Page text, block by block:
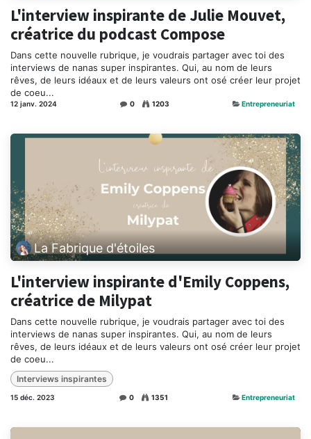
L'interview inspirante de Julie Mouvet,
créatrice du podcast Compose
Dans cette nouvelle rubrique, je voudrais partager avec toi des
interviews de nanas super inspirantes. Qui, au nom de leurs
rêves, de leurs idéaux et de leurs valeurs ont osé créer leur projet
de coeu...
12 janv. 2024 0 1203 Entrepreneuriat
La Fabrique d'étoiles
L'interview inspirante d'Emily Coppens,
créatrice de Milypat
Dans cette nouvelle rubrique, je voudrais partager avec toi des
interviews de nanas super inspirantes. Qui, au nom de leurs
rêves, de leurs idéaux et de leurs valeurs ont osé créer leur projet
de coeu...
Interviews inspirantes
15 déc. 2023 0 1351 Entrepreneuriat